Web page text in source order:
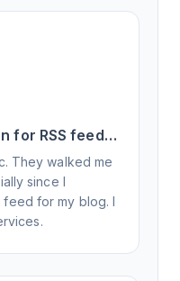
for RSS feed
They walked me
since I
feed for my blog. I